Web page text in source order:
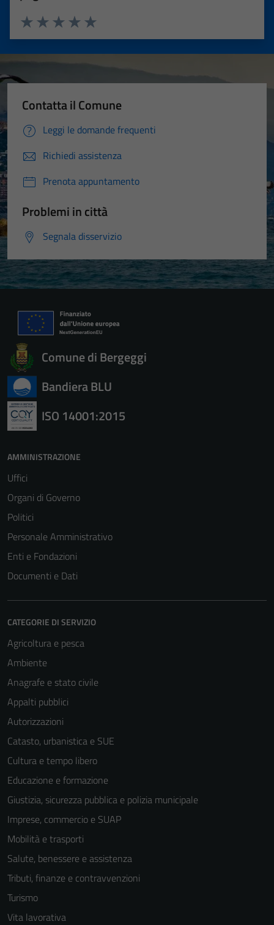
Valuta 5 stelle su 5
Valuta 4 stelle su 5
Valuta 3 stelle su 5
Valuta 2 stelle su 5
Valuta 1 stelle su 5
Contatta il Comune
Leggi le domande frequenti
Richiedi assistenza
Prenota appuntamento
Problemi in città
Segnala disservizio
Comune di Bergeggi
Bandiera BLU
ISO 14001:2015
AMMINISTRAZIONE
Uffici
Organi di Governo
Politici
Personale Amministrativo
Enti e Fondazioni
Documenti e Dati
CATEGORIE DI SERVIZIO
Agricoltura e pesca
Ambiente
Anagrafe e stato civile
Appalti pubblici
Autorizzazioni
Catasto, urbanistica e SUE
Cultura e tempo libero
Educazione e formazione
Giustizia, sicurezza pubblica e polizia municipale
Imprese, commercio e SUAP
Mobilità e trasporti
Salute, benessere e assistenza
Tributi, finanze e contravvenzioni
Turismo
Vita lavorativa